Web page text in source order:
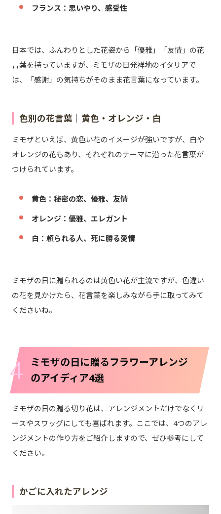
フランス：思いやり、感受性
日本では、ふんわりとした花姿から「優雅」「友情」の花
言葉を持っていますが、ミモザの日発祥地のイタリアで
は、「感謝」の気持ちがそのまま花言葉になっています。
色別の花言葉｜黄色・オレンジ・白
ミモザといえば、黄色い花のイメージが強いですが、白や
オレンジの花もあり、それぞれのテーマに沿った花言葉が
つけられています。
黄色：秘密の恋、優雅、友情
オレンジ：優雅、エレガント
白：頼られる人、死に勝る愛情
ミモザの日に贈られるのは黄色い花が主流ですが、色違い
の花を見かけたら、花言葉を楽しみながら手に取ってみて
くださいね。
4
ミモザの日に贈るフラワーアレンジ
のアイディア4選
ミモザの日の贈る切り花は、アレンジメントだけでなくリ
ースやスワッグにしても喜ばれます。ここでは、4つのアレ
ンジメントの作り方をご紹介しますので、ぜひ参考にして
ください。
かごに入れたアレンジ